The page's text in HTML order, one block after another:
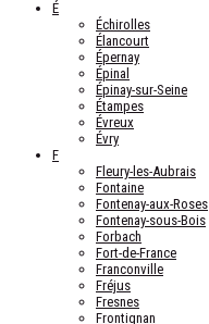
É
Échirolles
Élancourt
Épernay
Épinal
Épinay-sur-Seine
Étampes
Évreux
Évry
F
Fleury-les-Aubrais
Fontaine
Fontenay-aux-Roses
Fontenay-sous-Bois
Forbach
Fort-de-France
Franconville
Fréjus
Fresnes
Frontignan